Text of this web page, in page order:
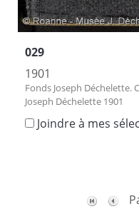
029
1901
Fonds Joseph Déchelette.
Joseph Déchelette 1901
Joindre à mes